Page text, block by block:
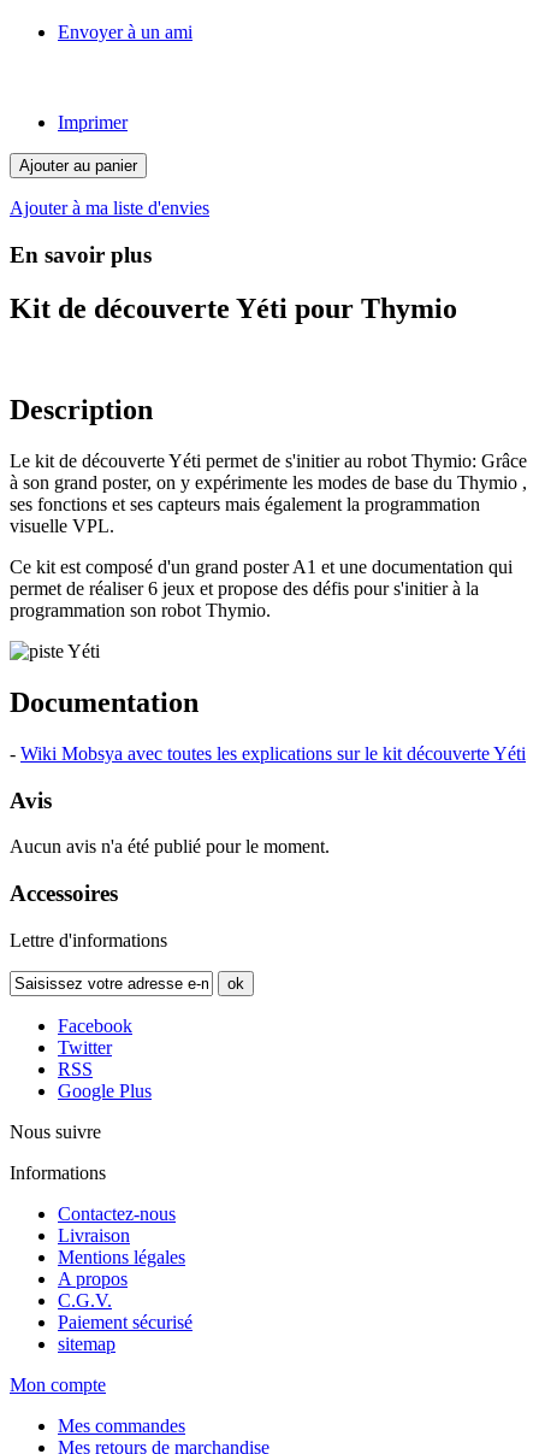
Envoyer à un ami
Imprimer
Ajouter au panier
Ajouter à ma liste d'envies
En savoir plus
Kit de découverte Yéti pour Thymio
Description
Le kit de découverte Yéti permet de s'initier au robot Thymio: Grâce
à son grand poster, on y expérimente les modes de base du Thymio ,
ses fonctions et ses capteurs mais également la programmation
visuelle VPL.
Ce kit est composé d'un grand poster A1 et une documentation qui
permet de réaliser 6 jeux et propose des défis pour s'initier à la
programmation son robot Thymio.
Documentation
- Wiki Mobsya avec toutes les explications sur le kit découverte Yéti
Avis
Aucun avis n'a été publié pour le moment.
Accessoires
Lettre d'informations
ok
Facebook
Twitter
RSS
Google Plus
Nous suivre
Informations
Contactez-nous
Livraison
Mentions légales
A propos
C.G.V.
Paiement sécurisé
sitemap
Mon compte
Mes commandes
Mes retours de marchandise